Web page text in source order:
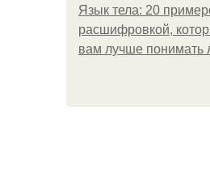
Язык тела: 20
расшифровкой,
вам лучше понимать